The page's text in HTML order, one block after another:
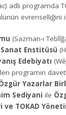
adlı programda
evrenselliğini
(Sazman-ı
Sanat Enstitüsü
Edebiyatı
programın
Yazarlar
Sediyani ile
ve TOKAD